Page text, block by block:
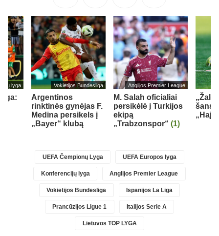
lyga Vokietijos Bundesliga
Argentinos
rinktinės gynėjas F.
Medina persikels į
„Bayer“ klubą
Anglijos Premier League
M. Salah oficialiai
persikėlė į Turkijos
ekipą
„Trabzonspor“ (1)
UEFA Čempionų Lyga UEFA Europos lyga
Konferencijų lyga Anglijos Premier League
Vokietijos Bundesliga Ispanijos La Liga
Prancūzijos Ligue 1 Italijos Serie A
Lietuvos TOP LYGA